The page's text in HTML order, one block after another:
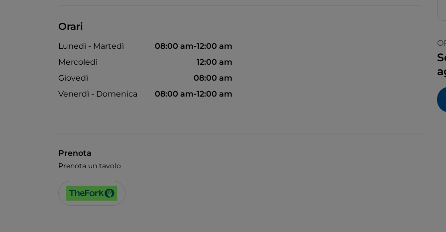
Orari
Lunedì - Martedì
08:00 am-12:00 am
Mercoledì
12:00 am
Giovedì
08:00 am
Venerdì - Domenica
08:00 am-12:00 am
Prenota
Prenota un tavolo